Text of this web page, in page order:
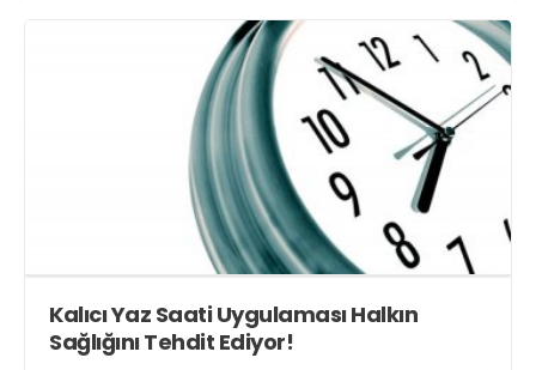
Kalıcı Yaz Saati Uygulaması Halkın
Sağlığını Tehdit Ediyor!